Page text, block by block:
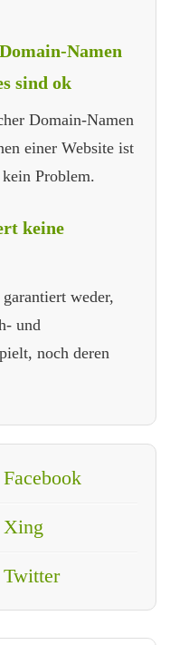
Namen
sind ok
Domain-Namen
einer Website ist
Problem.
keine
weder,
und
noch deren
Xing
Twitter